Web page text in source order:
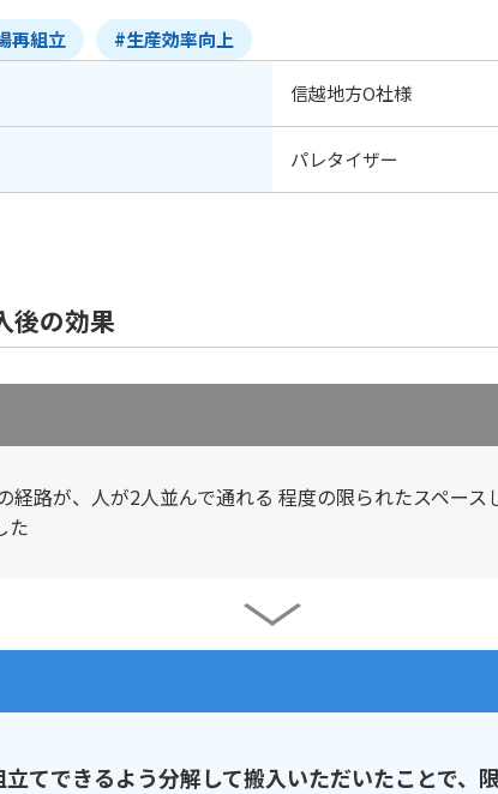
再組立 #生産効率向上
信越地方O社様
パレタイザー
後の効果
経路が、人が2人並んで通れる 程度の限られたスペー
た
てできるよう分解して搬入いただいたことで、